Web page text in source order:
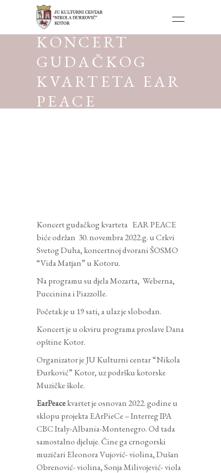
KONCERT
GUDAČKOG
KVARTETA EAR
PEACE
Koncert gudačkog kvarteta EAR PEACE
biće održan 30. novembra 2022.g. u Crkvi
Svetog Duha, koncertnoj dvorani ŠOSMO
“Vida Matjan” u Kotoru.
Na programu su djela Mozarta, Weberna,
Puccinina i Piazzolle.
Početak je u 19 sati, a ulaz je slobodan.
Koncert je u okviru programa proslave Dana
opštine Kotor.
Organizator je JU Kulturni centar “Nikola
Đurković” Kotor, uz podršku kotorske
Muzičke škole.
EarPeacekvartet je osnovan 2022. godine u
sklopu projekta EArPieCe – Interreg IPA
CBC Italy-Albania-Montenegro. Od tada
samostalno djeluje. Čine ga crnogorski
muzičari Eleonora Vujović- violina, Dušan
Obrenović- violina, Sonja Milivojević- viola